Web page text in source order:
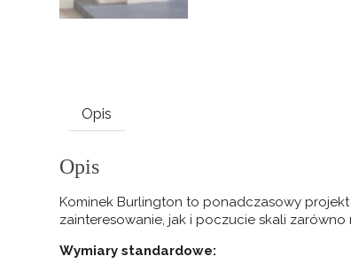
Opis
Opis
Kominek Burlington to ponadczasowy
zainteresowanie, jak i poczucie skali
Wymiary standardowe: